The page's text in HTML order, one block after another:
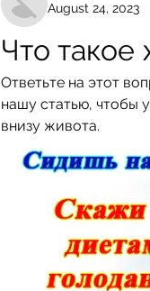
August 24, 2023
Что такое
Ответьте на этот
нашу статью, чтобы
внизу живота.